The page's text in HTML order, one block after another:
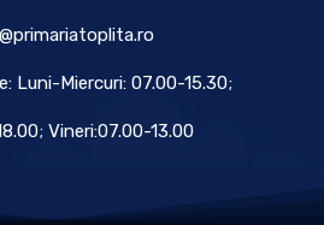
Luni-Miercuri: 07.00-15.30;
Vineri:07.00-13.00